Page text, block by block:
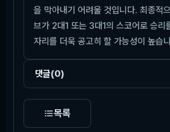
을 막아내기 어려울 것입니다. 최종적
브가 2대1 또는 3대1의 스코어로 승리
자리를 더욱 공고히 할 가능성이 높습
댓글(0)
목록